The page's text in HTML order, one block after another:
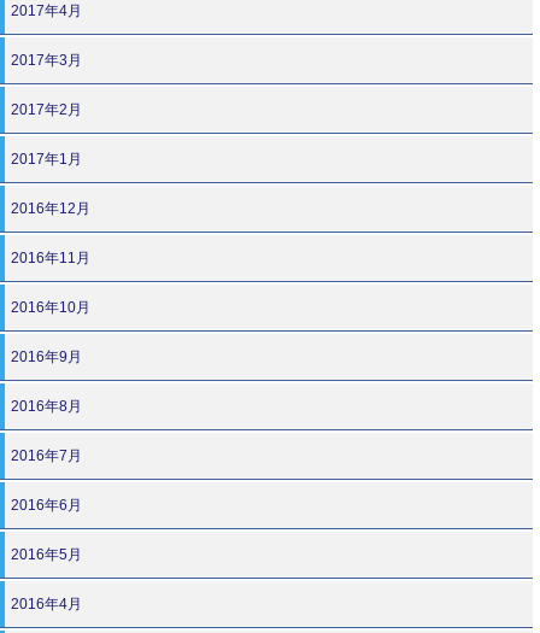
2017年4月
2017年3月
2017年2月
2017年1月
2016年12月
2016年11月
2016年10月
2016年9月
2016年8月
2016年7月
2016年6月
2016年5月
2016年4月